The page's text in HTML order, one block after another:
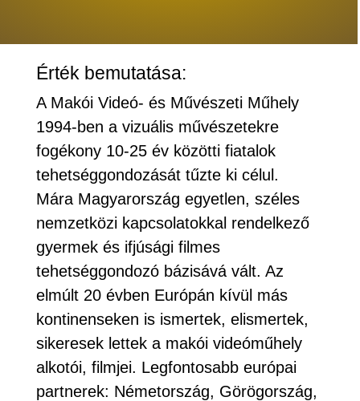
Érték bemutatása:
A Makói Videó- és Művészeti Műhely
1994-ben a vizuális művészetekre
fogékony 10-25 év közötti fiatalok
tehetséggondozását tűzte ki célul.
Mára Magyarország egyetlen, széles
nemzetközi kapcsolatokkal rendelkező
gyermek és ifjúsági filmes
tehetséggondozó bázisává vált. Az
elmúlt 20 évben Európán kívül más
kontinenseken is ismertek, elismertek,
sikeresek lettek a makói videóműhely
alkotói, filmjei. Legfontosabb európai
partnerek: Németország, Görögország,